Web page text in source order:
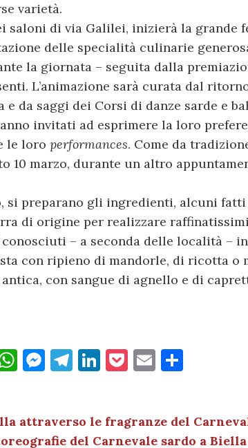
varietà.
saloni di via Galilei, inizierà la grande
delle specialità culinarie
la giornata – seguita dalla
L’animazione sarà curata dal
e da saggi dei Corsi di danze sarde e
invitati ad esprimere la loro
le loro performances. Come da
10 marzo, durante un altro
si preparano gli ingredienti, alcuni
di origine per realizzare
– a seconda delle località –
con ripieno di mandorle, di ricotta o
con sangue di agnello e di
W
s
M
n
T
gr
Li
e
P
k
E
l di
attraverso le fragranze del
del Carnevale sardo a Biella